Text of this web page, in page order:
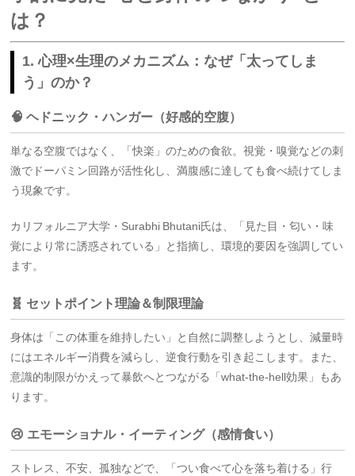
は？
1. 心理×生理のメカニズム：なぜ「太ってしま
う」のか？
🧠 ヘドニック・ハンガー（好感的空腹）
単なる空腹ではなく、「快楽」のための食欲。視覚・嗅覚などの刺
激でドーパミン回路が活性化し、満腹感に達しても食べ続けてしま
う現象です。
カリフォルニア大学・Surabhi Bhutani氏は、「見た目・匂い・味
覚により常に誘惑されている」と指摘し、環境的要因を強調してい
ます。
🧬 セットポイント理論＆制限理論
身体は「この体重を維持したい」と自然に調整しようとし、減量時
にはエネルギー消費を減らし、逆食行動を引き起こします。また、
意識的制限がかえって暴飲へとつながる「what‑the‑hell効果」もあ
ります。
😢 エモーショナル・イーティング（感情食い）
ストレス、不安、孤独などで、「つい食べて心を落ち着ける」行